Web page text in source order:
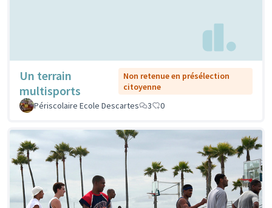
Un terrain
multisports
Non retenue en présélection
citoyenne
Périscolaire Ecole Descartes
3 0